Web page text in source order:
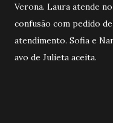
Verona. Laura atende
confusão com pedido
atendimento. Sofia e
avo de Julieta aceita.